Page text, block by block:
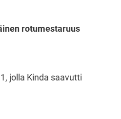
rotumestaruus
jolla Kinda saavutti